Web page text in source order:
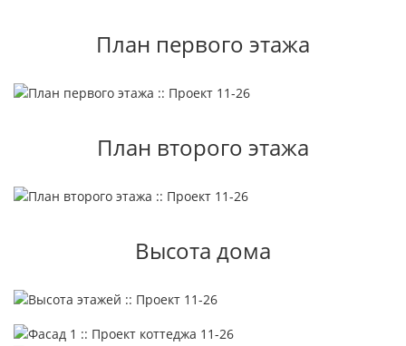
План первого этажа
План второго этажа
Высота дома